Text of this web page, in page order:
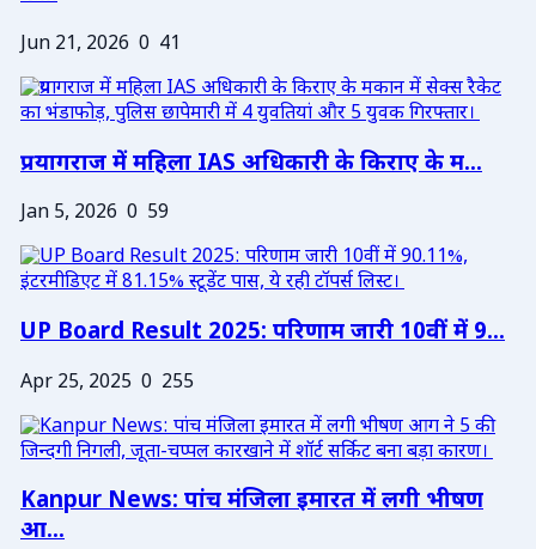
Jun 21, 2026 0 41
प्रयागराज में महिला IAS अधिकारी के किराए के म...
Jan 5, 2026 0 59
UP Board Result 2025: परिणाम जारी 10वीं में 9...
Apr 25, 2025 0 255
Kanpur News: पांच मंजिला इमारत में लगी भीषण
आ...